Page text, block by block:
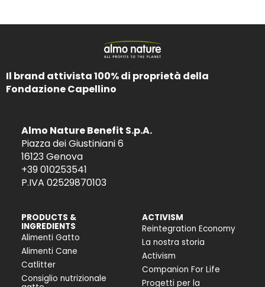
Il brand attivista 100% di proprietà della
Fondazione Capellino
Almo Nature Benefit S.p.A.
Piazza dei Giustiniani 6
16123 Genova
+39 010253541
P.IVA 02529870103
PRODUCTS &
INGREDIENTS
Alimenti Gatto
Alimenti Cane
Catlitter
Consiglio nutrizionale
ACTIVISM
Reintegration Economy
La nostra storia
Activism
Companion For Life
Progetti per la